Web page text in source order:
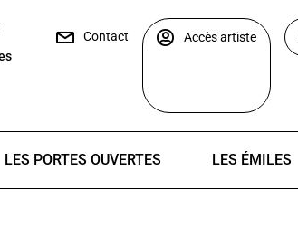
Contact Accès artiste
LES PORTES OUVERTES LES ÉMILES